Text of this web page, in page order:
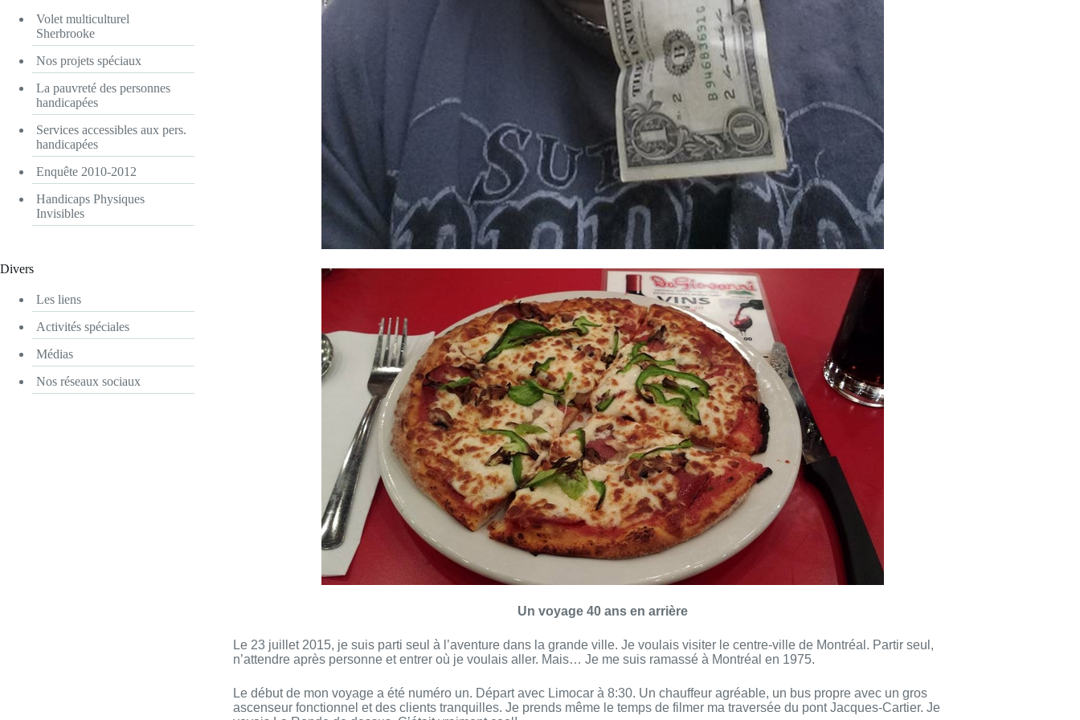
Un voyage 40 ans en arrière
Le 23 juillet 2015, je suis parti seul à l’aventure dans la grande ville. Je voulais visiter le centre-villede Montréal. Partir seul,
n’attendre après personne et entrer où je voulais aller. Mais… Je me suis ramasséà Montréal en 1975.
Le début de mon voyage a été numéro un. Départ avec Limocar à 8:30. Un chauffeur agréable, un bus propre avec un gros
ascenseur fonctionnel et des clients tranquilles. Je prends même le temps de filmer ma traversée du pont Jacques-Cartier. Je
Volet multiculturel
Sherbrooke
Nos projets spéciaux
La pauvreté des personnes
handicapées
Services accessibles aux pers.
handicapées
Enquête 2010-2012
Handicaps Physiques
Invisibles
Divers
Les liens
Activités spéciales
Médias
Nos réseaux sociaux